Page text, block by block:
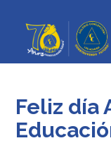
Feliz día